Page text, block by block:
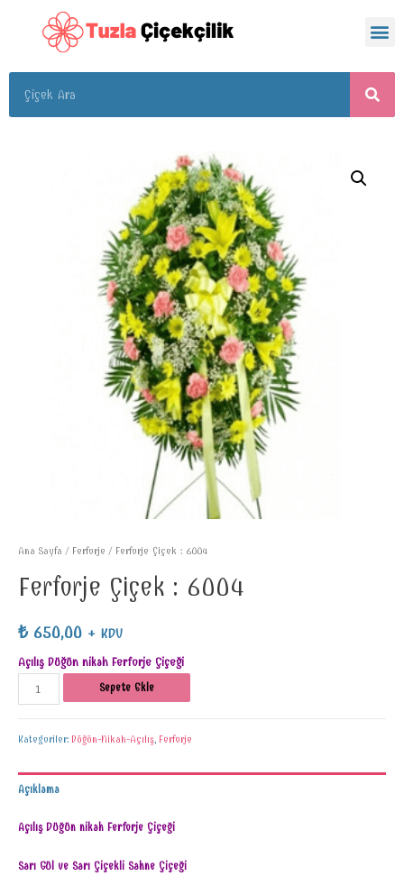
Ana Sayfa / Ferforje / Ferforje Çiçek : 6004
Ferforje Çiçek : 6004
₺650,00 + KDV
Açılış Düğün nikah Ferforje Çiçeği
Sepete Ekle
Kategoriler: Düğün-Nikah-Açılış, Ferforje
Açıklama
Açılış Düğün nikah Ferforje Çiçeği
Sarı Gül ve Sarı Çiçekli Sahne Çiçeği